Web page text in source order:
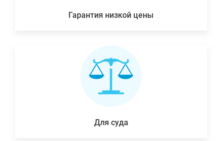
Гарантия низкой цены
Для суда